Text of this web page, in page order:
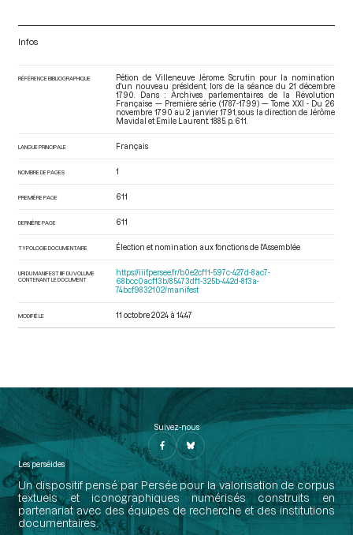
Infos
RÉFÉRENCE BIBLIOGRAPHIQUE
Pétion de Villeneuve Jérome. Scrutin pour la nomination
d'un nouveau président, lors de la séance du 21 décembre
1790. Dans : Archives parlementaires de la Révolution
Française — Première série (1787-1799) — Tome XXI - Du 26
novembre 1790 au 2 janvier 1791 , sous la direction de Jérôme
Mavidal et Emile Laurent. 1885. p. 611.
LANGUE PRINCIPALE Français
NOMBRE DE PAGES 1
PREMIÈRE PAGE 611
DERNIÈRE PAGE 611
TYPOLOGIE DOCUMENTAIRE Élection et nomination aux fonctions de l'Assemblée
URI DU MANIFEST IIIF DU VOLUME
CONTENANT LE DOCUMENT
https://iiif.persee.fr/b0e2cf11-597c-427d-8ac7-
68bcc0acf13b/85473df1-325b-442d-8f3a-
74bcf9832102/manifest
MODIFIÉ LE 11 octobre 2024 à 14:47
Suivez-nous
Les perséides
Un dispositif pensé par Persée pour la valorisation de corpus
textuels et iconographiques numérisés construits en
partenariat avec des équipes de recherche et des institutions
documentaires.